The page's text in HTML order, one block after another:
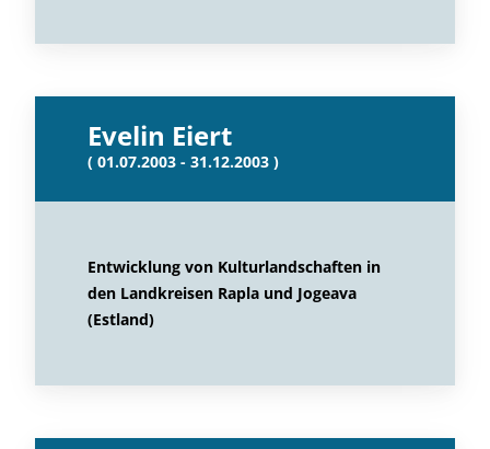
Evelin Eiert
( 01.07.2003 - 31.12.2003 )
Entwicklung von Kulturlandschaften in
den Landkreisen Rapla und Jogeava
(Estland)